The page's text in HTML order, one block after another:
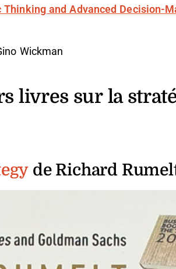
and Advanced Decision-
Wickman
livres sur la
de Richard